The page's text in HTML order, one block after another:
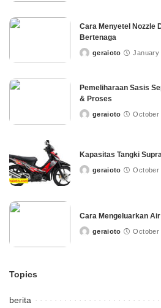
Cara Menyetel Nozzle
Bertenaga
Postedgeraioto January
Pemeliharaan Sasis
& Proses
Postedgeraioto October
Kapasitas Tangki
Postedgeraioto October
Cara Mengeluarkan
Postedgeraioto October
Topics
berita